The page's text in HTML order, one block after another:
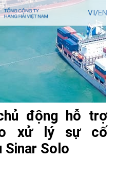
VI/EN
động hỗ trợ
xử lý sự cố
Sinar Solo